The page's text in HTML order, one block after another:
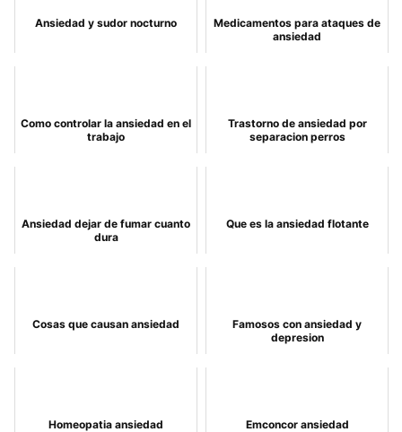
Ansiedad y sudor nocturno
Medicamentos para ataques de
ansiedad
Como controlar la ansiedad en el
trabajo
Trastorno de ansiedad por
separacion perros
Ansiedad dejar de fumar cuanto
dura
Que es la ansiedad flotante
Cosas que causan ansiedad
Famosos con ansiedad y
depresion
Homeopatia ansiedad Emconcor ansiedad